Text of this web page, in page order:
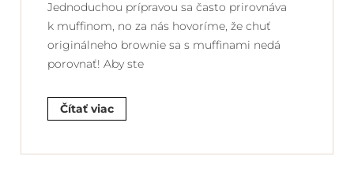
Jednoduchou prípravou sa často prirovnáva
k muffinom, no za nás hovoríme, že chuť
originálneho brownie sa s muffinami nedá
porovnať! Aby ste
Čítať viac